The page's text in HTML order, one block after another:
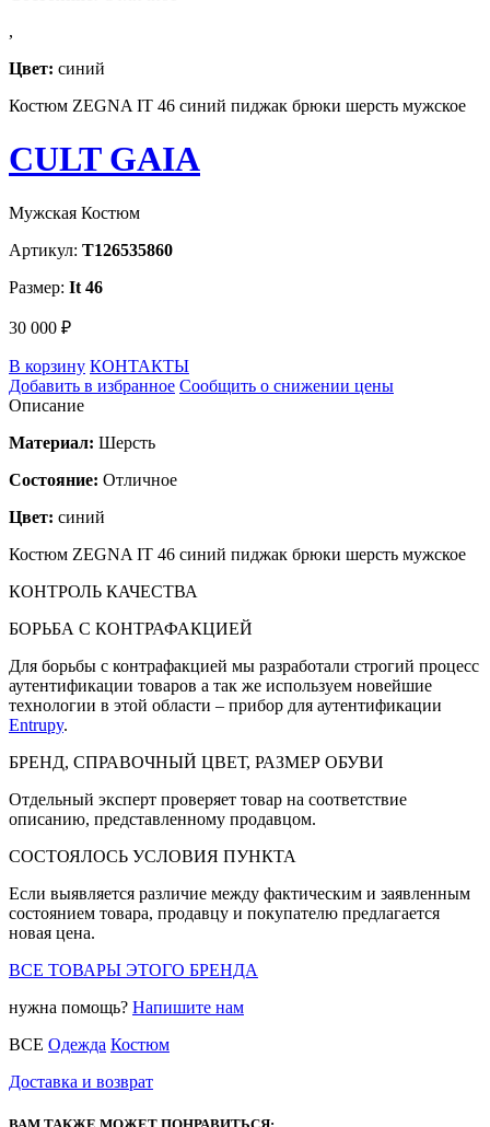
,
Цвет: синий
Костюм ZEGNA IT 46 синий пиджак брюки шерсть мужское
CULT GAIA
Мужская Костюм
Артикул: T126535860
Размер: It 46
30 000 ₽
В корзину КОНТАКТЫ
Добавить в избранное Сообщить о снижении цены
Описание
Материал: Шерсть
Состояние: Отличное
Цвет: синий
Костюм ZEGNA IT 46 синий пиджак брюки шерсть мужское
КОНТРОЛЬ КАЧЕСТВА
БОРЬБА С КОНТРАФАКЦИЕЙ
Для борьбы с контрафакцией мы разработали строгий процесс
аутентификации товаров а так же используем новейшие
технологии в этой области – прибор для аутентификации
Entrupy.
БРЕНД, СПРАВОЧНЫЙ ЦВЕТ, РАЗМЕР ОБУВИ
Отдельный эксперт проверяет товар на соответствие
описанию, представленному продавцом.
СОСТОЯЛОСЬ УСЛОВИЯ ПУНКТА
Если выявляется различие между фактическим и заявленным
состоянием товара, продавцу и покупателю предлагается
новая цена.
ВСЕ ТОВАРЫ ЭТОГО БРЕНДА
нужна помощь? Напишите нам
ВСЕ Одежда Костюм
Доставка и возврат